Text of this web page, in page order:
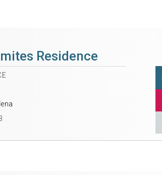
Residence